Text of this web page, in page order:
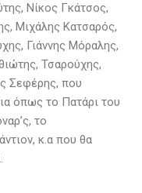
Νίκος Γκάτσος,
Μιχάλης Κατσαρός,
Γιάννης Μόραλης,
Τσαρούχης,
Σεφέρης, που
όπως το Πατάρι του
το
κ.α που θα